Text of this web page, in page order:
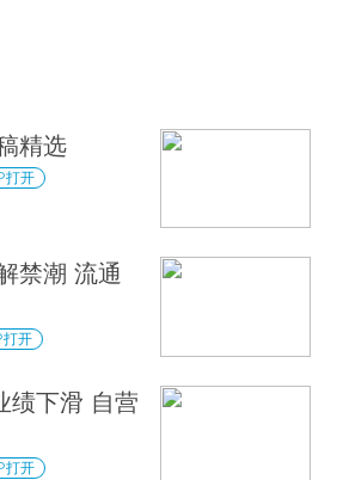
精选
打开
禁潮 流通
打开
绩下滑 自营
打开